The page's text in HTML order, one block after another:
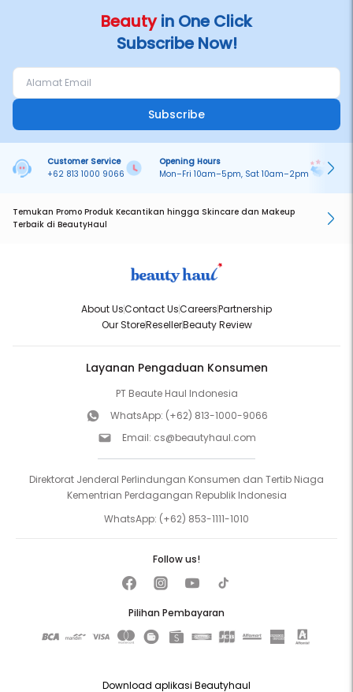
Beautyin One Click
Subscribe Now!
Subscribe
Customer Service
+62 813 1000 9066
Opening Hours
Mon–Fri 10am–5pm, Sat 10am–2pm
Temukan Promo Produk Kecantikan hingga Skincare dan Makeup
Terbaik di BeautyHaul
About UsContact UsCareersPartnership
Our StoreResellerBeauty Review
Layanan Pengaduan Konsumen
PT Beaute Haul Indonesia
WhatsApp: (+62) 813-1000-9066
Email: cs@beautyhaul.com
Direktorat Jenderal Perlindungan Konsumen dan Tertib Niaga
Kementrian Perdagangan Republik Indonesia
WhatsApp: (+62) 853-1111-1010
Pilihan Pembayaran
Follow us!
Download aplikasi Beautyhaul